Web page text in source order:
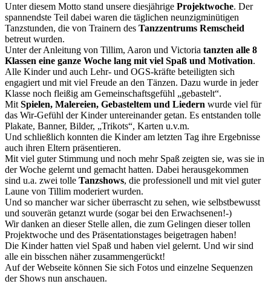
Unter diesem Motto stand unsere diesjährige Projektwoche. Der
spannendste Teil dabei waren die täglichen neunzigminütigen
Tanzstunden, die von Trainern des Tanzzentrums Remscheid
betreut wurden.
Unter der Anleitung von Tillim, Aaron und Victoria tanzten alle 8
Klassen eine ganze Woche lang mit viel Spaß und Motivation.
Alle Kinder und auch Lehr- und OGS-kräfte beteiligten sich
engagiert und mit viel Freude an den Tänzen. Dazu wurde in jeder
Klasse noch fleißig am Gemeinschaftsgefühl „gebastelt“.
Mit Spielen, Malereien, Gebasteltem und Liedern wurde viel für
das Wir-Gefühl der Kinder untereinander getan. Es entstanden tolle
Plakate, Banner, Bilder, „Trikots“, Karten u.v.m.
Und schließlich konnten die Kinder am letzten Tag ihre Ergebnisse
auch ihren Eltern präsentieren.
Mit viel guter Stimmung und noch mehr Spaß zeigten sie, was sie in
der Woche gelernt und gemacht hatten. Dabei herausgekommen
sind u.a. zwei tolle Tanzshows, die professionell und mit viel guter
Laune von Tillim moderiert wurden.
Und so mancher war sicher überrascht zu sehen, wie selbstbewusst
und souverän getanzt wurde (sogar bei den Erwachsenen!-)
Wir danken an dieser Stelle allen, die zum Gelingen dieser tollen
Projektwoche und des Präsentationstages beigetragen haben!
Die Kinder hatten viel Spaß und haben viel gelernt. Und wir sind
alle ein bisschen näher zusammengerückt!
Auf der Webseite können Sie sich Fotos und einzelne Sequenzen
der Shows nun anschauen.